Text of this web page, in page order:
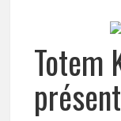
Totem